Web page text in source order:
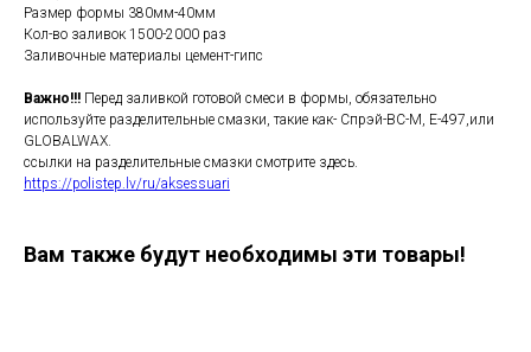
Размер формы 380мм-40мм
Кол-во заливок 1500-2000 раз
Заливочные материалы цемент-гипс
Важно!!! Перед заливкой готовой смеси в формы, обязательно
используйте разделительные смазки, такие как- Спрэй-ВС-М, E-497,или
GLOBALWAX.
ссылки на разделительные смазки смотрите здесь.
https://polistep.lv/ru/aksessuari
Вам также будут необходимы эти товары!